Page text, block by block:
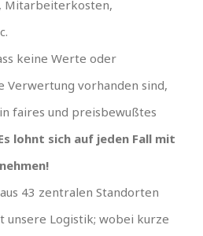
Mitarbeiterkosten,
keine Werte oder
Verwertung vorhanden sind,
faires und preisbewußtes
lohnt sich auf jeden Fall mit
43 zentralen Standorten
unsere Logistik; wobei kurze